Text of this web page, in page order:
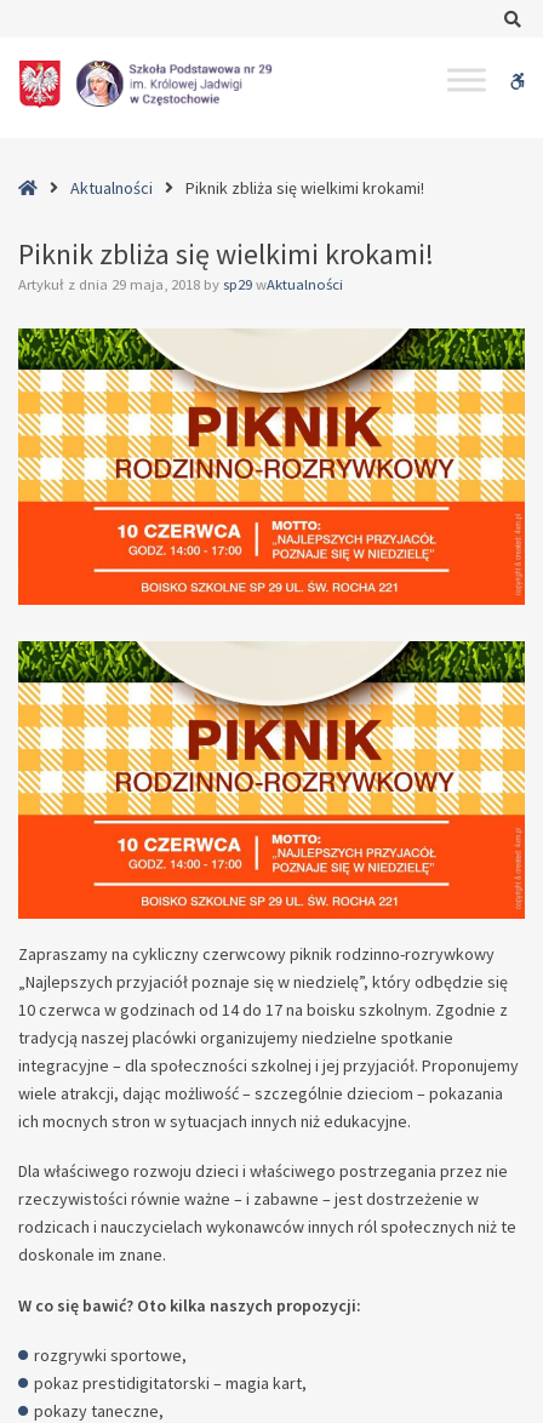
zbliża
HomeAktualności Piknik zbliża się wielkimi krokami!
Piknik zbliża się wielkimi krokami!
Artykuł z dnia 29 maja, 2018 by sp29 wAktualności
Zapraszamy na cykliczny czerwcowy piknik rodzinno-rozrywkowy
„Najlepszych przyjaciół poznaje się w niedzielę”, który odbędzie się
10 czerwca w godzinach od 14 do 17 na boisku szkolnym. Zgodnie z
tradycją naszej placówki organizujemy niedzielne spotkanie
integracyjne – dla społeczności szkolnej i jej przyjaciół. Proponujemy
wiele atrakcji, dając możliwość – szczególnie dzieciom – pokazania
ich mocnych stron w sytuacjach innych niż edukacyjne.
Dla właściwego rozwoju dzieci i właściwego postrzegania przez nie
rzeczywistości równie ważne – i zabawne – jest dostrzeżenie w
rodzicach i nauczycielach wykonawców innych ról społecznych niż te
doskonale im znane.
W co się bawić? Oto kilka naszych propozycji:
rozgrywki sportowe,
pokaz prestidigitatorski – magia kart,
pokazy taneczne,